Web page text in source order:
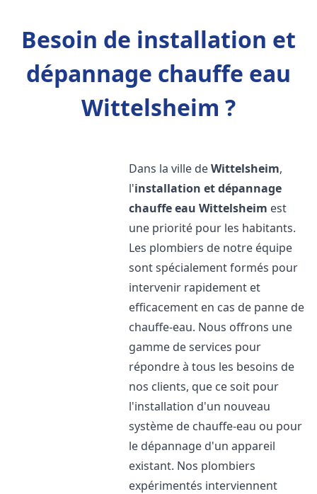
Besoin de installation et
dépannage chauffe eau
Wittelsheim ?
Dans la ville deWittelsheim,
l'installation et dépannage
chauffe eau Wittelsheim est
une priorité pour les habitants.
Les plombiers de notre équipe
sont spécialement formés pour
intervenir rapidement et
efficacement en cas de panne de
chauffe-eau. Nous offrons une
gamme de services pour
répondre à tous les besoins de
nos clients, que ce soit pour
l'installation d'un nouveau
système de chauffe-eau ou pour
le dépannage d'un appareil
existant. Nos plombiers
expérimentés interviennent